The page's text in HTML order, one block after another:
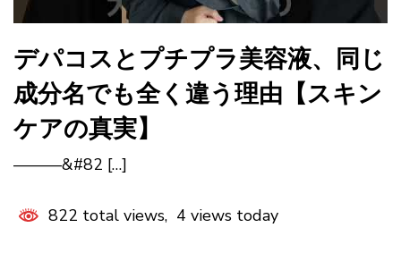
デパコスとプチプラ美容液、同じ
成分名でも全く違う理由【スキン
ケアの真実】
———&#82 […]
822 total views, 4 views today